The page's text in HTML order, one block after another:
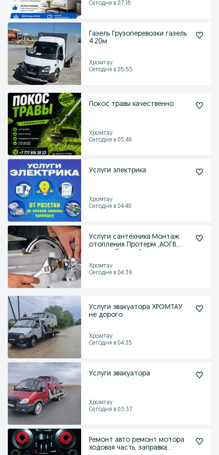
Сегодня в 07:18
Газель Грузоперевозки газель
4.20м
Хромтау
Сегодня в 05:55
Покос травы качественно
Хромтау
Сегодня в 05:46
Услуги электрика
Хромтау
Сегодня в 04:40
Услуги сантехника.Монтаж
отопления Протерм ,АОГВ,
Хромтау
Сегодня в 04:39
Услуги эвакуатора ХРОМТАУ
не дорого
Хромтау
Сегодня в 04:35
Услуги эвакуатора
Хромтау
Сегодня в 03:37
Ремонт авто ремонт мотора
ходовая часть, заправка